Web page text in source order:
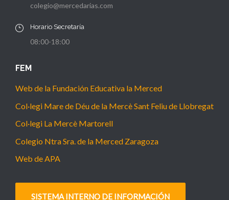
colegio@mercedarias.com
Horario Secretaría
08:00-18:00
FEM
Web de la Fundación Educativa la Merced
Col·legi Mare de Déu de la Mercè Sant Feliu de Llobregat
Col·legi La Mercè Martorell
Colegio Ntra Sra. de la Merced Zaragoza
Web de APA
SISTEMA INTERNO DE INFORMACIÓN